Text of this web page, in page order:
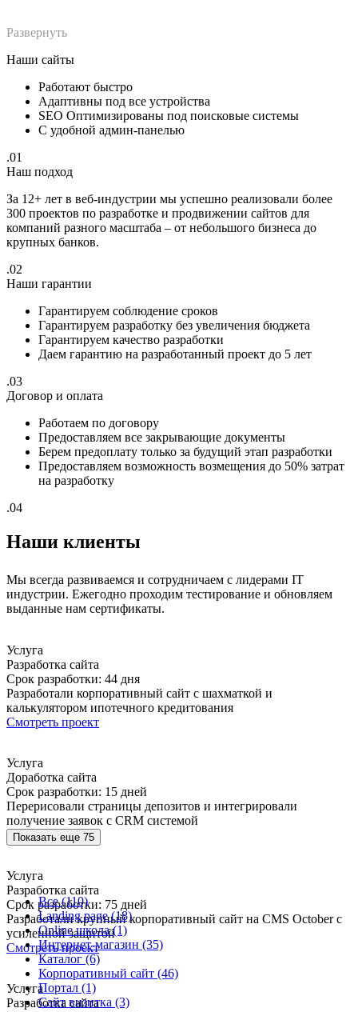
Развернуть
Наши сайты
Работают быстро
Адаптивны под все устройства
SEO Оптимизированы под поисковые системы
С удобной админ-панелью
.01
Наш подход
За 12+ лет в веб-индустрии мы успешно реализовали более
300 проектов по разработке и продвижении сайтов для
компаний разного масштаба – от небольшого бизнеса до
крупных банков.
.02
Наши гарантии
Гарантируем соблюдение сроков
Гарантируем разработку без увеличения бюджета
Гарантируем качество разработки
Даем гарантию на разработанный проект до 5 лет
.03
Договор и оплата
Работаем по договору
Предоставляем все закрывающие документы
Берем предоплату только за будущий этап разработки
Предоставляем возможность возмещения до 50% затрат
на разработку
.04
Наши клиенты
Мы всегда развиваемся и сотрудничаем с лидерами IT
индустрии. Ежегодно проходим тестирование и обновляем
выданные нам сертификаты.
Услуга
Разработка сайта
Срок разработки: 44 дня
Разработали корпоративный сайт с шахматкой и
калькулятором ипотечного кредитования
Смотреть проект
Услуга
Доработка сайта
Срок разработки: 15 дней
Перерисовали страницы депозитов и интегрировали
получение заявок с CRM системой
Смотреть проект
Услуга
Разработка сайта
Срок разработки: 75 дней
Разработали крупный корпоративный сайт на CMS October с
усиленной защитой
Смотреть проект
Услуга
Разработка сайта
Показать еще 75
Все (110)
Landing page (18)
Online школа (1)
Интернет-магазин (35)
Каталог (6)
Корпоративный сайт (46)
Портал (1)
Сайт визитка (3)